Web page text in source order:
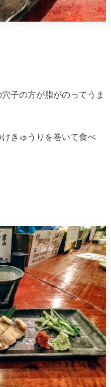
子の方が脂がのってうま
きゅうりを巻いて食べ